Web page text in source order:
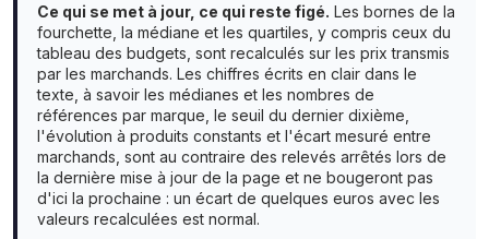
Ce qui se met à jour, ce qui reste figé. Les bornes de la
fourchette, la médiane et les quartiles, y compris ceux du
tableau des budgets, sont recalculés sur les prix transmis
par les marchands. Les chiffres écrits en clair dans le
texte, à savoir les médianes et les nombres de
références par marque, le seuil du dernier dixième,
l'évolution à produits constants et l'écart mesuré entre
marchands, sont au contraire des relevés arrêtés lors de
la dernière mise à jour de la page et ne bougeront pas
d'ici la prochaine : un écart de quelques euros avec les
valeurs recalculées est normal.